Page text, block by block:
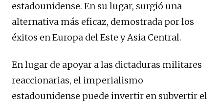
estadounidense. En su lugar, surgió una
alternativa más eficaz, demostrada por los
éxitos en Europa del Este y Asia Central.
En lugar de apoyar a las dictaduras militares
reaccionarias, el imperialismo
estadounidense puede invertir en subvertir el